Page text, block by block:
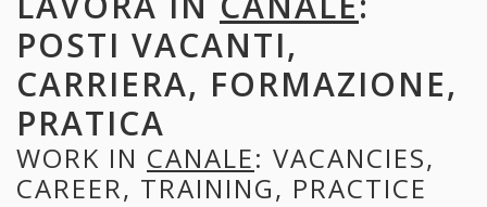
POSTI VACANTI,
CARRIERA, FORMAZIONE,
PRATICA
WORK IN CANALE: VACANCIES,
CAREER, TRAINING, PRACTICE